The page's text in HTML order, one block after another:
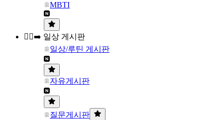
MBTI
🏃‍♀️‍➡️ 일상 게시판
일상/루틴 게시판
자유게시판
질문게시판